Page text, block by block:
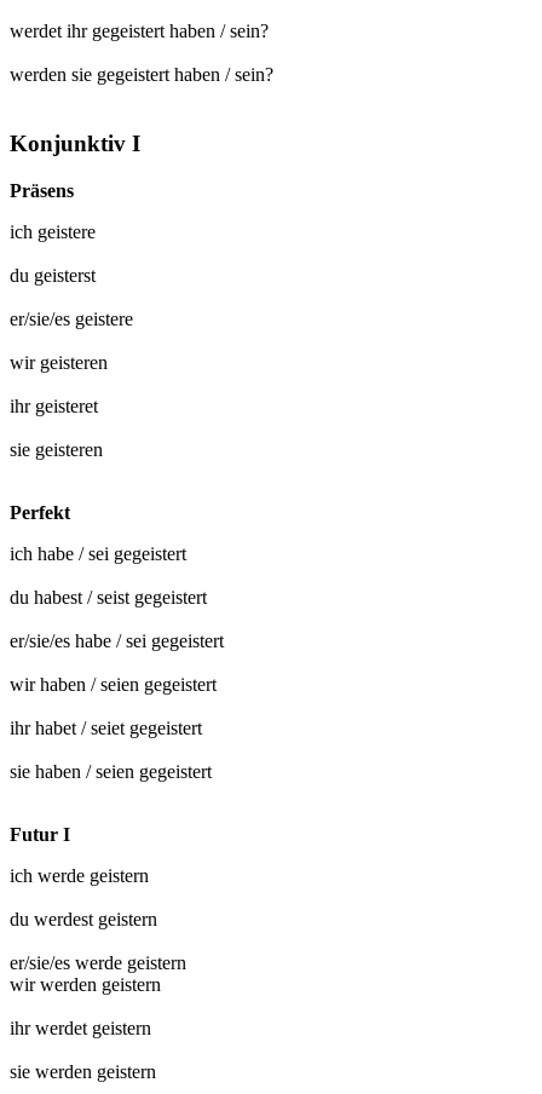
werdet ihr gegeistert haben / sein?
werden sie gegeistert haben / sein?
Konjunktiv I
Präsens
ich geistere
du geisterst
er/sie/es geistere
wir geisteren
ihr geisteret
sie geisteren
Perfekt
ich habe / sei gegeistert
du habest / seist gegeistert
er/sie/es habe / sei gegeistert
wir haben / seien gegeistert
ihr habet / seiet gegeistert
sie haben / seien gegeistert
Futur I
ich werde geistern
du werdest geistern
er/sie/es werde geistern
wir werden geistern
ihr werdet geistern
sie werden geistern